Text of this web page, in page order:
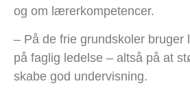
og om lærerkompetencer.
– På de frie grundskoler bruger
på faglig ledelse – altså på at
skabe god undervisning.